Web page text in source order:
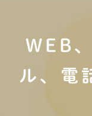
WEB
ル、電